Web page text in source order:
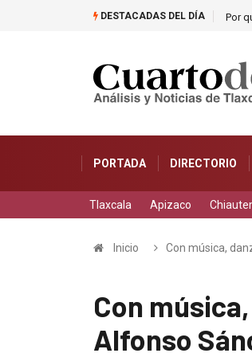
DESTACADAS DEL DÍA Por
PORTADA DIRECTORIO
Tlaxcala Apizaco
Inicio Con música,
Con
Alfonso